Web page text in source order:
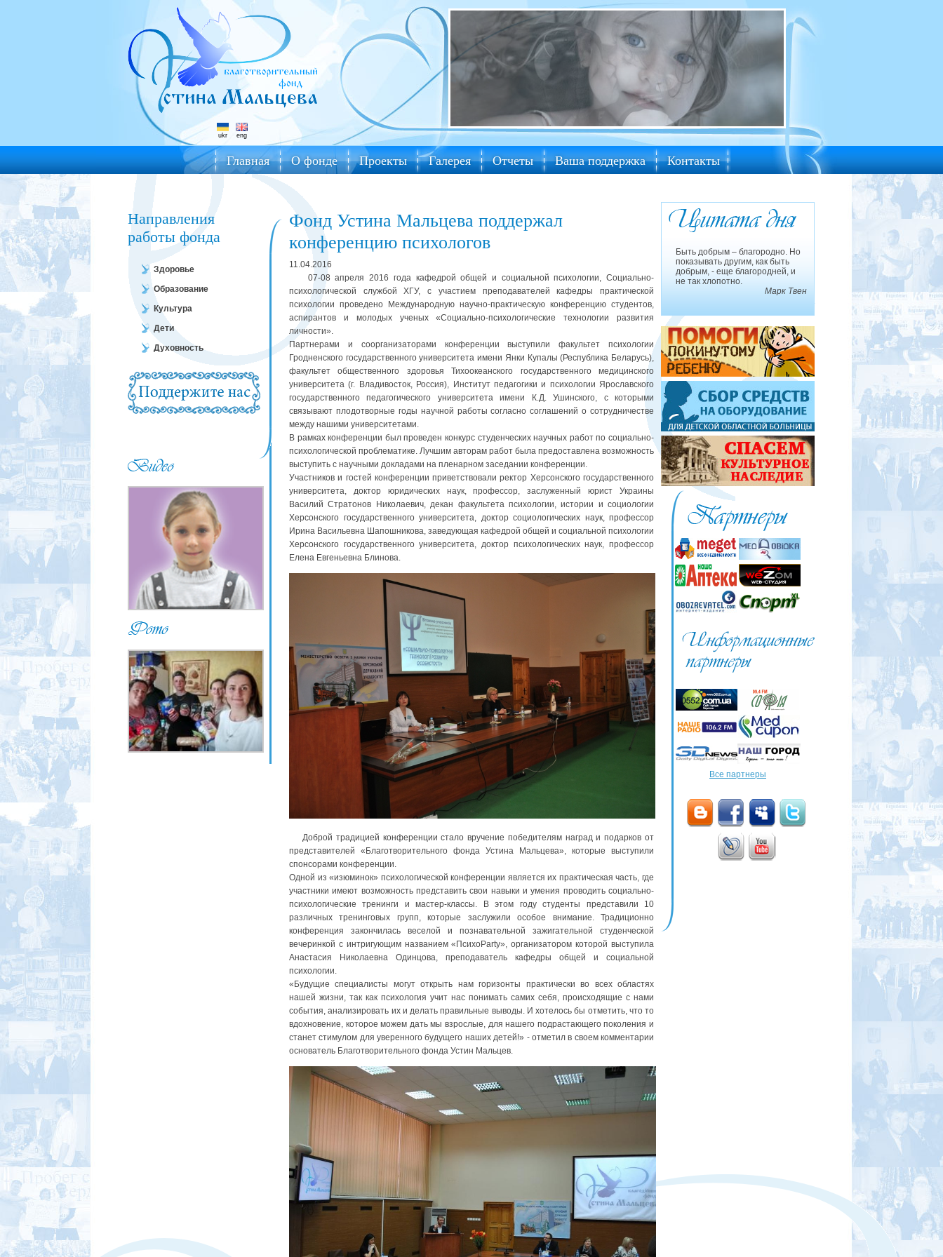
ukr eng
Главная О фонде Проекты Галерея Отчеты Ваша поддержка Контакты
Направления
работы фонда
Здоровье
Образование
Культура
Дети
Духовность
Фонд Устина Мальцева поддержал
конференцию психологов
11.04.2016
07-08 апреля 2016 года кафедрой общей и социальной психологии, Социально-
психологической службой ХГУ, с участием преподавателей кафедры практической
психологии проведено Международную научно-практическую конференцию студентов,
аспирантов и молодых ученых «Социально-психологические технологии развития
личности».
Партнерами и соорганизаторами конференции выступили факультет психологии
Гродненского государственного университета имени Янки Купалы (Республика Беларусь),
факультет общественного здоровья Тихоокеанского государственного медицинского
университета (г. Владивосток, Россия), Институт педагогики и психологии Ярославского
государственного педагогического университета имени К.Д. Ушинского, с которыми
связывают плодотворные годы научной работы согласно соглашений о сотрудничестве
между нашими университетами.
В рамках конференции был проведен конкурс студенческих научных работ по социально-
психологической проблематике. Лучшим авторам работ была предоставлена возможность
выступить с научными докладами на пленарном заседании конференции.
Участников и гостей конференции приветствовали ректор Херсонского государственного
университета, доктор юридических наук, профессор, заслуженный юрист Украины
Василий Стратонов Николаевич, декан факультета психологии, истории и социологии
Херсонского государственного университета, доктор социологических наук, профессор
Ирина Васильевна Шапошникова, заведующая кафедрой общей и социальной психологии
Херсонского государственного университета, доктор психологических наук, профессор
Елена Евгеньевна Блинова.
Доброй традицией конференции стало вручение победителям наград и подарков от
представителей «Благотворительного фонда Устина Мальцева», которые выступили
спонсорами конференции.
Одной из «изюминок» психологической конференции является их практическая часть, где
участники имеют возможность представить свои навыки и умения проводить социально-
психологические тренинги и мастер-классы. В этом году студенты представили 10
различных тренинговых групп, которые заслужили особое внимание. Традиционно
конференция закончилась веселой и познавательной зажигательной студенческой
вечеринкой с интригующим названием «ПсихоРarty», организатором которой выступила
Анастасия Николаевна Одинцова, преподаватель кафедры общей и социальной
психологии.
«Будущие специалисты могут открыть нам горизонты практически во всех областях
нашей жизни, так как психология учит нас понимать самих себя, происходящие с нами
события, анализировать их и делать правильные выводы. И хотелось бы отметить, что то
вдохновение, которое можем дать мы взрослые, для нашего подрастающего поколения и
станет стимулом для уверенного будущего наших детей!» - отметил в своем комментарии
основатель Благотворительного фонда Устин Мальцев.
Быть добрым – благородно. Но
показывать другим, как быть
добрым, - еще благородней, и
не так хлопотно.
Марк Твен
Все партнеры